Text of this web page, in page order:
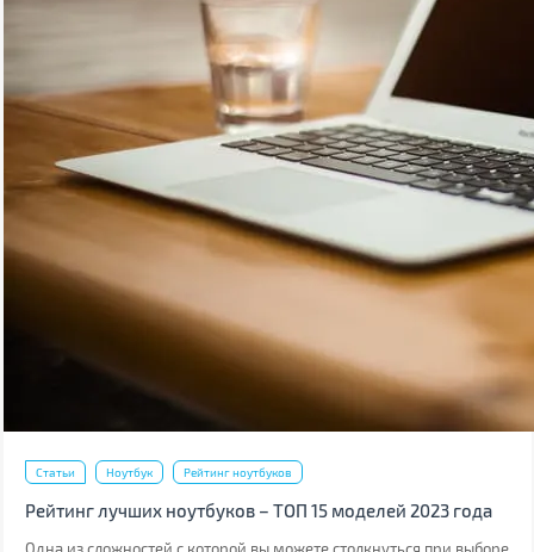
Статьи Ноутбук Рейтинг ноутбуков
Рейтинг лучших ноутбуков – ТОП 15 моделей 2023 года